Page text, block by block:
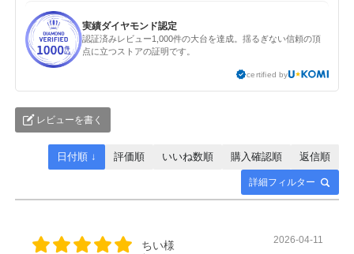
実績ダイヤモンド認定
認証済みレビュー1,000件の大台を達成。揺るぎない信頼の頂
点に立つストアの証明です。
certified by
レビューを書く
詳細フィルター
日付順 ↓ 評価順 いいね数順 購入確認順 返信順
ちい様 2026-04-11